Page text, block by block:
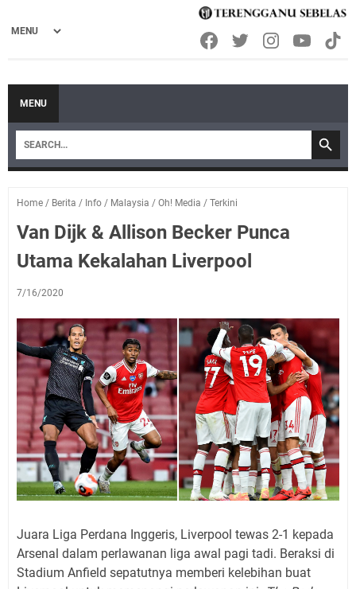
MENU
Home / Berita / Info / Malaysia / Oh! Media / Terkini
Van Dijk & Allison Becker Punca
Utama Kekalahan Liverpool
7/16/2020
Juara Liga Perdana Inggeris, Liverpool tewas 2-1 kepada
Arsenal dalam perlawanan liga awal pagi tadi. Beraksi di
Stadium Anfield sepatutnya memberi kelebihan buat